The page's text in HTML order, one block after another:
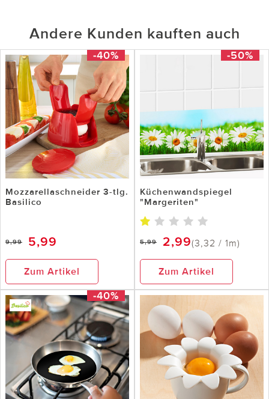
Andere Kunden kauften auch
-40%
Mozzarellaschneider 3-tlg.
Basilico
9,99 5,99
Zum Artikel
-50%
Küchenwandspiegel
"Margeriten"
5,99 2,99(3,32 / 1m)
Zum Artikel
-40%